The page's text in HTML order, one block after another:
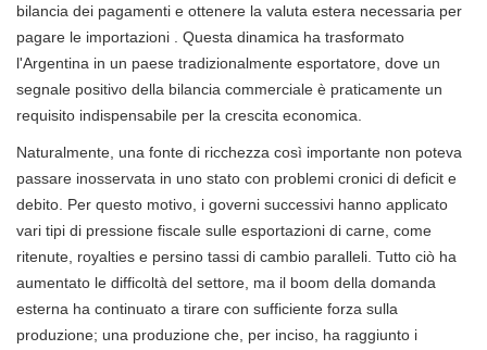
bilancia dei pagamenti e ottenere la valuta estera necessaria per
pagare le importazioni . Questa dinamica ha trasformato
l'Argentina in un paese tradizionalmente esportatore, dove un
segnale positivo della bilancia commerciale è praticamente un
requisito indispensabile per la crescita economica.
Naturalmente, una fonte di ricchezza così importante non poteva
passare inosservata in uno stato con problemi cronici di deficit e
debito. Per questo motivo, i governi successivi hanno applicato
vari tipi di pressione fiscale sulle esportazioni di carne, come
ritenute, royalties e persino tassi di cambio paralleli. Tutto ciò ha
aumentato le difficoltà del settore, ma il boom della domanda
esterna ha continuato a tirare con sufficiente forza sulla
produzione; una produzione che, per inciso, ha raggiunto i